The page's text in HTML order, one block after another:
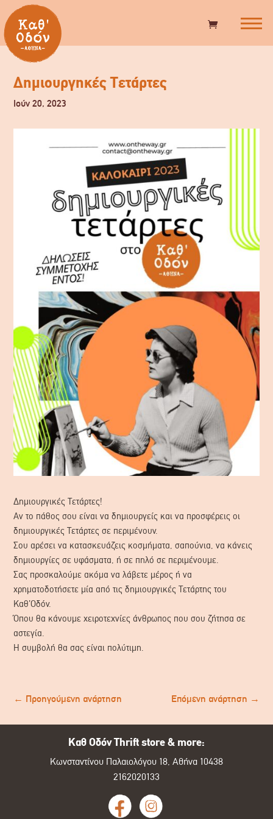
Δημιουργηκές Τετάρτες
Ιούν 20, 2023
Δημιουργικές Τετάρτες!
Αν το πάθος σου είναι να δημιουργείς και να προσφέρεις οι
δημιουργικές Τετάρτες σε περιμένουν.
Σου αρέσει να κατασκευάζεις κοσμήματα, σαπούνια, να κάνεις
δημιουργίες σε υφάσματα, ή σε πηλό σε περιμένουμε.
Σας προσκαλούμε ακόμα να λάβετε μέρος ή να
χρηματοδοτήσετε μία από τις δημιουργικές Τετάρτης του
Καθ’Οδόν.
Όπου θα κάνουμε χειροτεχνίες άνθρωπος που σου ζήτησα σε
αστεγία.
Η συμβολή θα σας είναι πολύτιμη.
← Προηγούμενη ανάρτηση Επόμενη ανάρτηση →
Καθ Οδόν Thrift store & more:
Κωνσταντίνου Παλαιολόγου 18, Αθήνα 10438
2162020133